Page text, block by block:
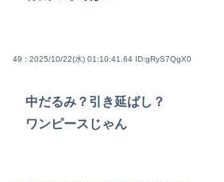
49 : 2025/10/22(水) 01:10:41.64 ID:gRyS7QgX0
中だるみ？引き延ばし？
ワンピースじゃん